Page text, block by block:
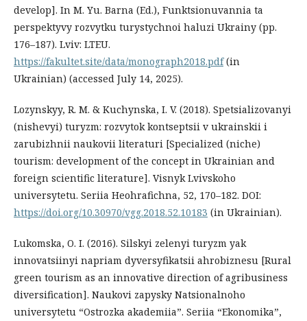
develop]. In M. Yu. Barna (Ed.), Funktsionuvannia ta
perspektyvy rozvytku turystychnoi haluzi Ukrainy (pp.
176–187). Lviv: LTEU.
https://fakultet.site/data/monograph2018.pdf(in
Ukrainian) (accessed July 14, 2025).
Lozynskyy, R. M. & Kuchynska, I. V. (2018). Spetsializovanyi
(nishevyi) turyzm: rozvytok kontseptsii v ukrainskii i
zarubizhnii naukovii literaturi [Specialized (niche)
tourism: development of the concept in Ukrainian and
foreign scientific literature]. Visnyk Lvivskoho
universytetu. Seriia Heohrafichna, 52, 170–182. DOI:
https://doi.org/10.30970/vgg.2018.52.10183 (in Ukrainian).
Lukomska, O. I. (2016). Silskyi zelenyi turyzm yak
innovatsiinyi napriam dyversyfikatsii ahrobiznesu [Rural
green tourism as an innovative direction of agribusiness
diversification]. Naukovi zapysky Natsionalnoho
universytetu “Ostrozka akademiia”. Seriia “Ekonomika”,